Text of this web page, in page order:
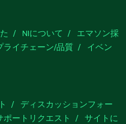
NIについて
エマソン採
ライチェーン/品質
イベン
ディスカッションフォー
ポートリクエスト サイトに